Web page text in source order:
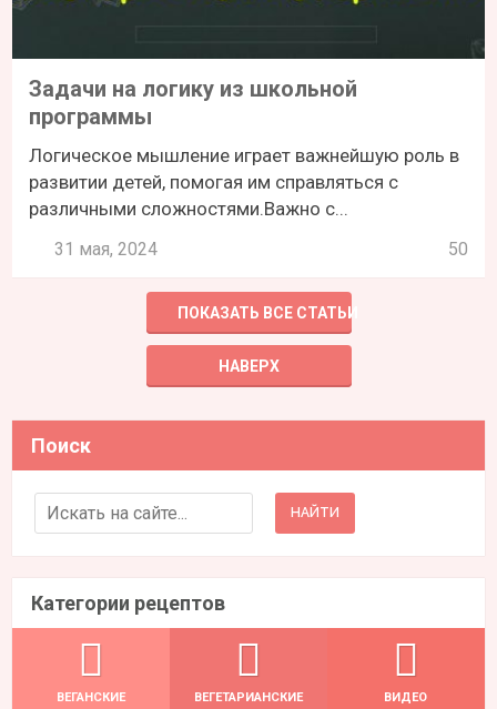
Задачи на логику из школьной
программы
Логическое мышление играет важнейшую роль в
развитии детей, помогая им справляться с
различными сложностями.Важно с...
31 мая, 2024 50
ПОКАЗАТЬ ВСЕ СТАТЬИ
НАВЕРХ
Поиск
Search for:
Категории рецептов
ВЕГАНСКИЕ ВЕГЕТАРИАНСКИЕ ВИДЕО